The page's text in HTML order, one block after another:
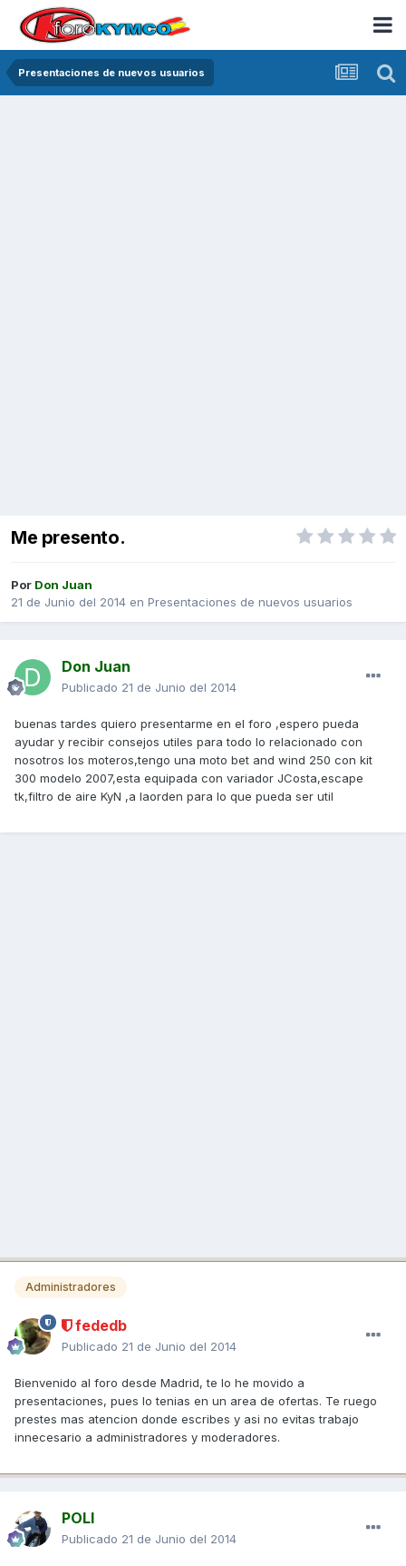
Presentaciones de nuevos usuarios
Me presento.
Por Don Juan
21 de Junio del 2014 en Presentaciones de nuevos usuarios
Don Juan
Publicado 21 de Junio del 2014
buenas tardes quiero presentarme en el foro ,espero pueda
ayudar y recibir consejos utiles para todo lo relacionado con
nosotros los moteros,tengo una moto bet and wind 250 con kit
300 modelo 2007,esta equipada con variador JCosta,escape
tk,filtro de aire KyN ,a laorden para lo que pueda ser util
Administradores
fededb
Publicado 21 de Junio del 2014
Bienvenido al foro desde Madrid, te lo he movido a
presentaciones, pues lo tenias en un area de ofertas. Te ruego
prestes mas atencion donde escribes y asi no evitas trabajo
innecesario a administradores y moderadores.
POLI
Publicado 21 de Junio del 2014